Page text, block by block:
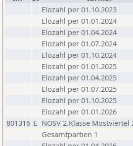
Elozahl per 01.10.2023
Elozahl per 01.01.2024
Elozahl per 01.04.2024
Elozahl per 01.07.2024
Elozahl per 01.10.2024
Elozahl per 01.01.2025
Elozahl per 01.04.2025
Elozahl per 01.07.2025
Elozahl per 01.10.2025
Elozahl per 01.01.2026
801316 E NÖSV 2.Klasse Mostviertel
Gesamtpartien 1